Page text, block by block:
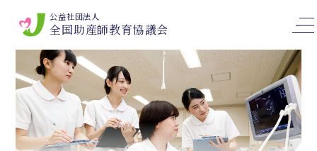
公益社団法人
全国助産師教育協議会